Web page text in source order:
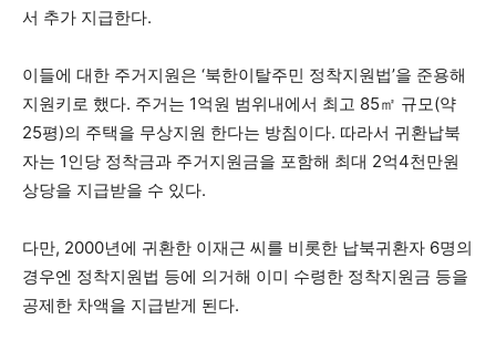
서 추가 지급한다.
이들에 대한 주거지원은 ‘북한이탈주민 정착지원법’을 준용해
지원키로 했다. 주거는 1억원 범위내에서 최고 85㎡ 규모(약
25평)의 주택을 무상지원 한다는 방침이다. 따라서 귀환납북
자는 1인당 정착금과 주거지원금을 포함해 최대 2억4천만원
상당을 지급받을 수 있다.
다만, 2000년에 귀환한 이재근 씨를 비롯한 납북귀환자 6명의
경우엔 정착지원법 등에 의거해 이미 수령한 정착지원금 등을
공제한 차액을 지급받게 된다.